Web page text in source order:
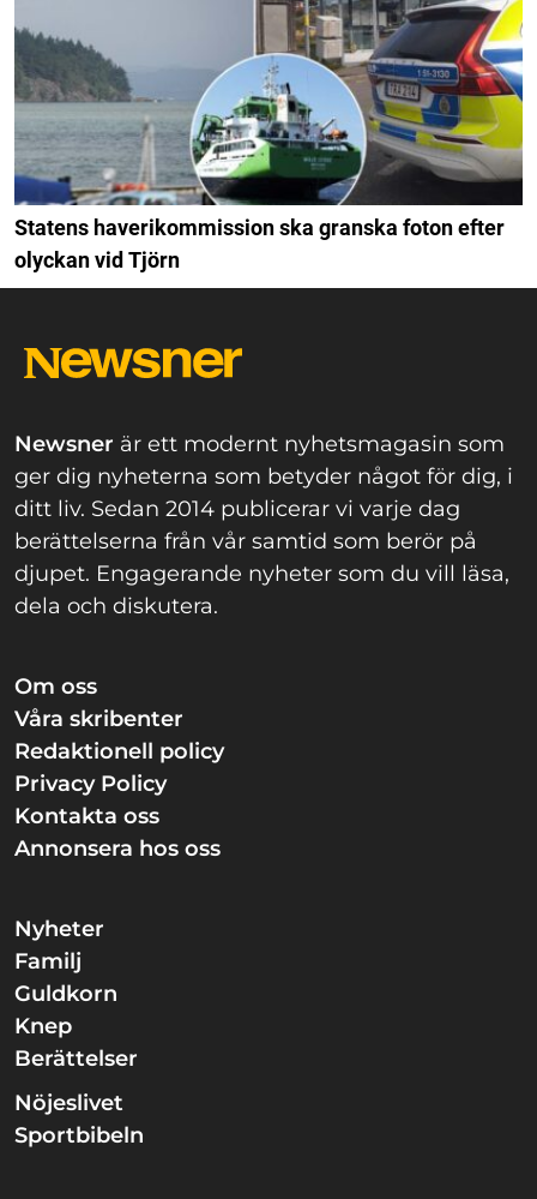
Statens haverikommission ska granska foton efter
olyckan vid Tjörn
Newsner är ett modernt nyhetsmagasin som
ger dig nyheterna som betyder något för dig, i
ditt liv. Sedan 2014 publicerar vi varje dag
berättelserna från vår samtid som berör på
djupet. Engagerande nyheter som du vill läsa,
dela och diskutera.
Om oss
Våra skribenter
Redaktionell policy
Privacy Policy
Kontakta oss
Annonsera hos oss
Nyheter
Familj
Guldkorn
Knep
Berättelser
Nöjeslivet
Sportbibeln